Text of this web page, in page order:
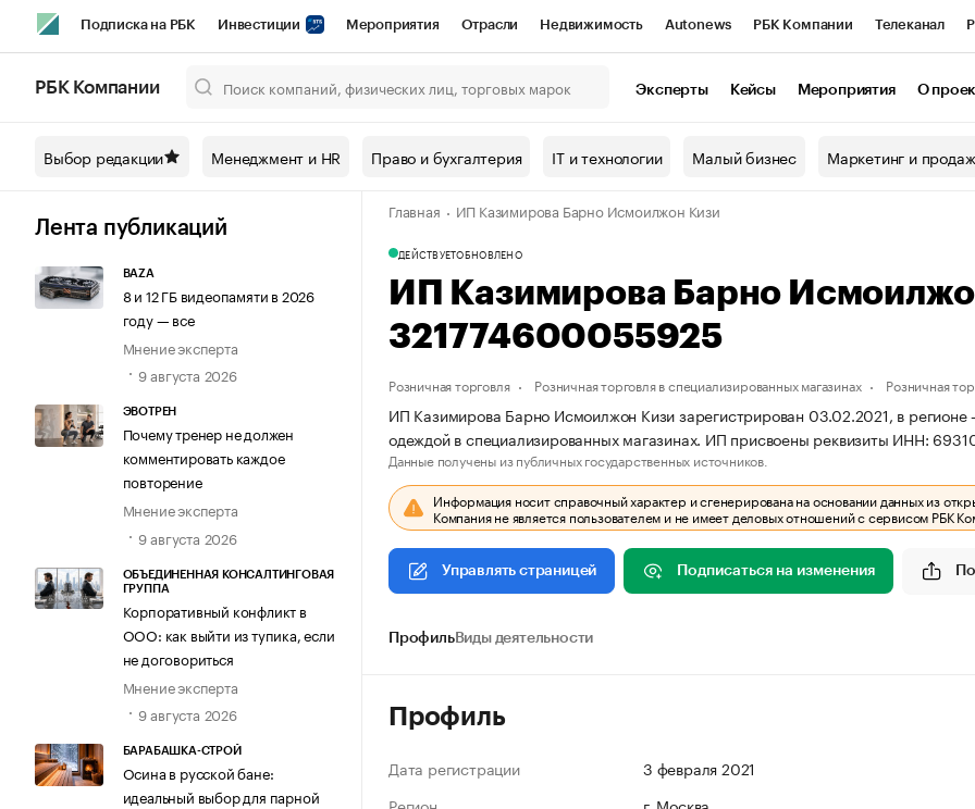
Подписка на РБК Инвестиции Мероприятия Отрасли Недвижимость Autonews РБК Компании Телеканал
Спецпроекты СПб Конференции СПб Спецпроекты Проверка контрагентов
Технологии и медиа Рынок наличной валюты
РБК Компании Эксперты Кейсы Мероприятия О
Выбор редакции Менеджмент и HR Право и бухгалтерия IT и технологии Малый бизнес Маркетинг и
Лента публикаций
BAZA
8 и 12 ГБ видеопамяти в 2026
году — все
Мнение эксперта
9 августа 2026
ЭВОТРЕН
Почему тренер не должен
комментировать каждое
повторение
Мнение эксперта
9 августа 2026
ОБЪЕДИНЕННАЯ КОНСАЛТИНГОВАЯ
ГРУППА
Корпоративный конфликт в
ООО: как выйти из тупика, если
не договориться
Мнение эксперта
9 августа 2026
БАРАБАШКА-СТРОЙ
Осина в русской бане:
идеальный выбор для парной
Главная ИП Казимирова Барно Исмоилжон Кизи
ДЕЙСТВУЕТОБНОВЛЕНО
ИП Казимирова Барно
321774600055925
Розничная торговля Розничная торговля в специализированных магазинах Розничная
ИП Казимирова Барно Исмоилжон Кизи зарегистрирован 03.02.2021, в регионе
одеждой в специализированных магазинах. ИП присвоены реквизиты ИНН:
Данные получены из публичных государственных источников.
Информация носит справочный характер и сгенерирована на основании данных из
Компания не является пользователем и не имеет деловых отношений с сервисом РБК
Управлять страницей Подписаться на изменения
ПрофильВиды деятельности
Профиль
Дата регистрации
3 февраля 2021